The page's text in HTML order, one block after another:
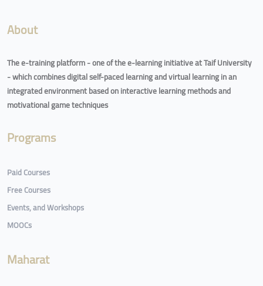
About
The e-training platform - one of the e-learning initiative at Taif University
- which combines digital self-paced learning and virtual learning in an
integrated environment based on interactive learning methods and
motivational game techniques
Programs
Paid Courses
Free Courses
Events, and Workshops
MOOCs
Maharat